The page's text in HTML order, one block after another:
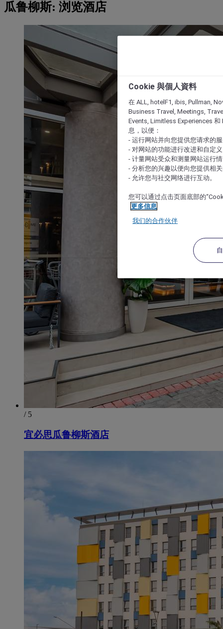
瓜鲁柳斯: 浏览酒店
/ 5
宜必思瓜鲁柳斯酒店
Cookie 與個人資料
在 ALL, hotelF1, ibis, Pullman,
Business Travel, Meetings,
Events, Limitless Experiences 和
息，以便：
- 运行网站并向您提供您请求的
- 对网站的功能进行改进和自定义
- 计量网站受众和测量网站运行
- 分析您的兴趣以便向您提供相
- 允许您与社交网络进行互动。
您可以通过点击页面底部的
更多信息
我们的合作伙伴